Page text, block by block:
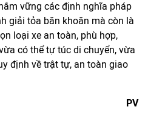
vững các định nghĩa pháp
giải tỏa băn khoăn mà còn là
loại xe an toàn, phù hợp,
có thể tự túc di chuyển, vừa
định về trật tự, an toàn giao
PV